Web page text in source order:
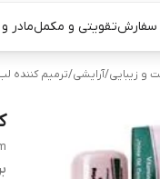
سفارشتقویتی و مکملمادر
و زیبایی/آرایشی/ترمیم کننده